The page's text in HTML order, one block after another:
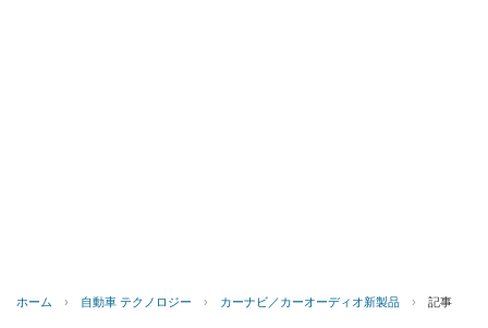
ホーム › 自動車 テクノロジー › カーナビ／カーオーディオ新製品 › 記事